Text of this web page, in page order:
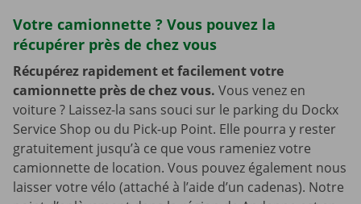
Votre camionnette ? Vous pouvez la
récupérer près de chez vous
Récupérez rapidement et facilement votre
camionnette près de chez vous. Vous venez en
voiture ? Laissez-la sans souci sur le parking du Dockx
Service Shop ou du Pick-up Point. Elle pourra y rester
gratuitement jusqu’à ce que vous rameniez votre
camionnette de location. Vous pouvez également nous
laisser votre vélo (attaché à l’aide d’un cadenas). Notre